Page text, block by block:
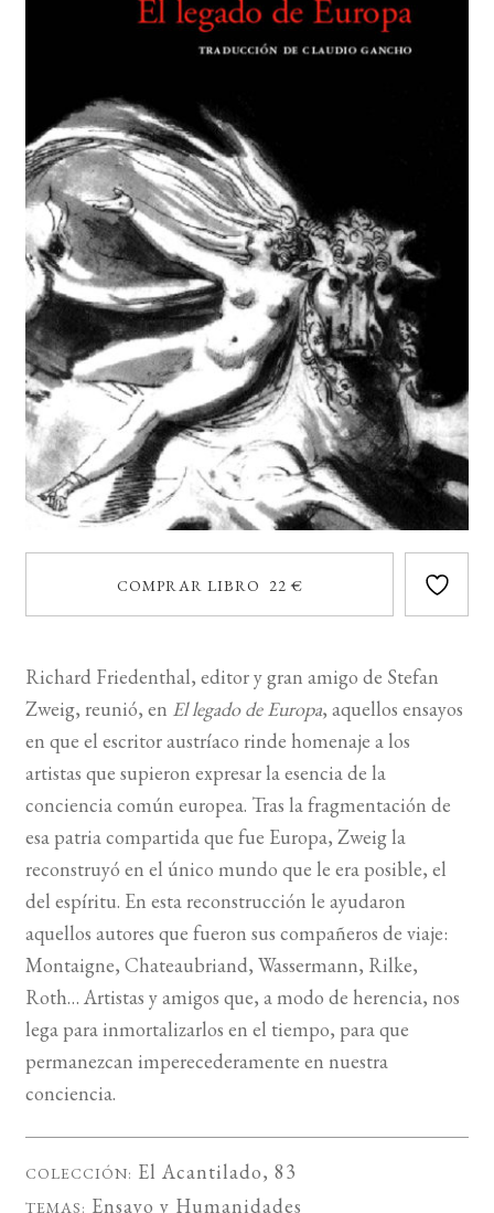
BUSCAR
COMPRAR LIBRO 22 €
Richard Friedenthal, editor y gran amigo de Stefan
Zweig, reunió, en El legado de Europa, aquellos ensayos
en que el escritor austríaco rinde homenaje a los
artistas que supieron expresar la esencia de la
conciencia común europea. Tras la fragmentación de
esa patria compartida que fue Europa, Zweig la
reconstruyó en el único mundo que le era posible, el
del espíritu. En esta reconstrucción le ayudaron
aquellos autores que fueron sus compañeros de viaje:
Montaigne, Chateaubriand, Wassermann, Rilke,
Roth… Artistas y amigos que, a modo de herencia, nos
lega para inmortalizarlos en el tiempo, para que
permanezcan imperecederamente en nuestra
conciencia.
COLECCIÓN: El Acantilado, 83
TEMAS: Ensayo y Humanidades